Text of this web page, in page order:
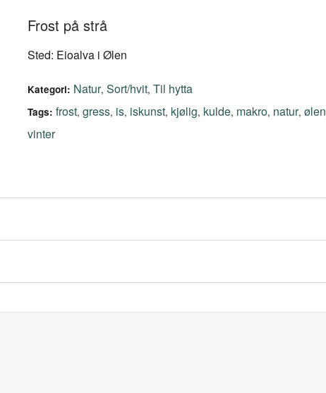
Frost på strå
Sted: Eioalva i Ølen
Kategori: Natur, Sort/hvit, Til hytta
Tags: frost, gress, is, iskunst, kjølig, kulde, makro, natur, ølen
vinter